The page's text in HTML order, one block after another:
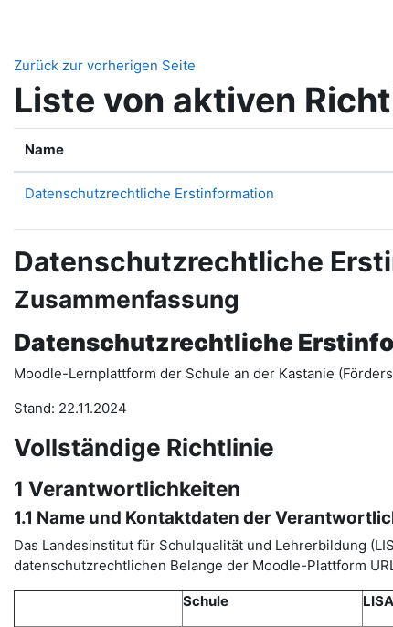
Zurück zur vorherigen Seite
Liste von aktiven
Name
Datenschutzrechtliche Erstinformation
Datenschutzrechtliche
Zusammenfassung
Datenschutzrechtliche
Moodle-Lernplattform der Schule an der Kastanie
Stand: 22.11.2024
Vollständige Richtlinie
1 Verantwortlichkeiten
1.1 Name und Kontaktdaten der
Das Landesinstitut für Schulqualität und Lehrerbildung
datenschutzrechtlichen Belange der Moodle-Plattform
Schule LISA